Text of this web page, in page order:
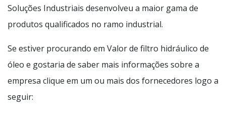
Soluções Industriais desenvolveu a maior gama de
produtos qualificados no ramo industrial.
Se estiver procurando em Valor de filtro hidráulico de
óleo e gostaria de saber mais informações sobre a
empresa clique em um ou mais dos fornecedores logo a
seguir: